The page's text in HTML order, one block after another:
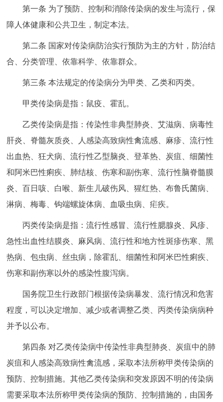
ENGLISH 한국어 日本語
ESPAÑOL العربية
第一条 为了预防、控制和消除传染病的发生与流行，保
障人体健康和公共卫生，制定本法。
第二条 国家对传染病防治实行预防为主的方针，防治结
合、分类管理、依靠科学、依靠群众。
第三条 本法规定的传染病分为甲类、乙类和丙类。
甲类传染病是指：鼠疫、霍乱。
乙类传染病是指：传染性非典型肺炎、艾滋病、病毒性
肝炎、脊髓灰质炎、人感染高致病性禽流感、麻疹、流行性
出血热、狂犬病、流行性乙型脑炎、登革热、炭疽、细菌性
和阿米巴性痢疾、肺结核、伤寒和副伤寒、流行性脑脊髓膜
炎、百日咳、白喉、新生儿破伤风、猩红热、布鲁氏菌病、
淋病、梅毒、钩端螺旋体病、血吸虫病、疟疾。
丙类传染病是指：流行性感冒、流行性腮腺炎、风疹、
急性出血性结膜炎、麻风病、流行性和地方性斑疹伤寒、黑
热病、包虫病、丝虫病，除霍乱、细菌性和阿米巴性痢疾、
伤寒和副伤寒以外的感染性腹泻病。
国务院卫生行政部门根据传染病暴发、流行情况和危害
程度，可以决定增加、减少或者调整乙类、丙类传染病病种
并予以公布。
第四条 对乙类传染病中传染性非典型肺炎、炭疽中的肺
炭疽和人感染高致病性禽流感，采取本法所称甲类传染病的
预防、控制措施。其他乙类传染病和突发原因不明的传染病
需要采取本法所称甲类传染病的预防、控制措施的，由国务